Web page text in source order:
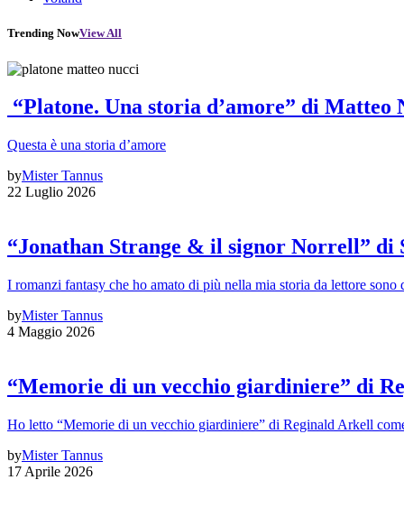
Trending NowView All
“Platone. Una storia d’amore” di Matteo
Questa è una storia d’amore
byMister Tannus
22 Luglio 2026
“Jonathan Strange & il signor Norrell” di
I romanzi fantasy che ho amato di più nella mia storia da lettore sono
byMister Tannus
4 Maggio 2026
“Memorie di un vecchio giardiniere” di
Ho letto “Memorie di un vecchio giardiniere” di Reginald Arkell
byMister Tannus
17 Aprile 2026